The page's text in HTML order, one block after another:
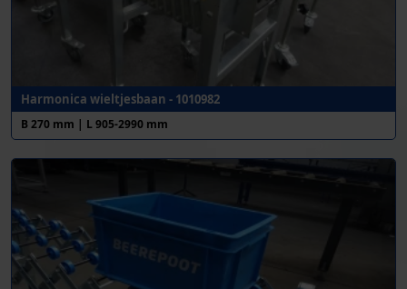
Harmonica wieltjesbaan - 1010982
B 270 mm | L 905-2990 mm